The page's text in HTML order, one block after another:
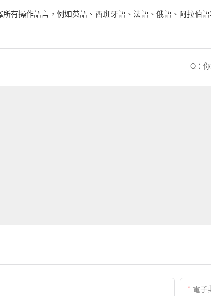
有操作語言，例如英語、西班牙語、法語、俄語、阿拉伯
Q：
電子